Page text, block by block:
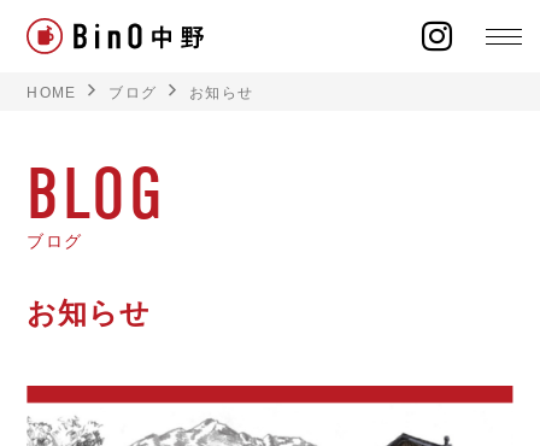
ラインナップ
オーナー様の声
HOME ブログ お知らせ
BLOG
ブログ
お知らせ